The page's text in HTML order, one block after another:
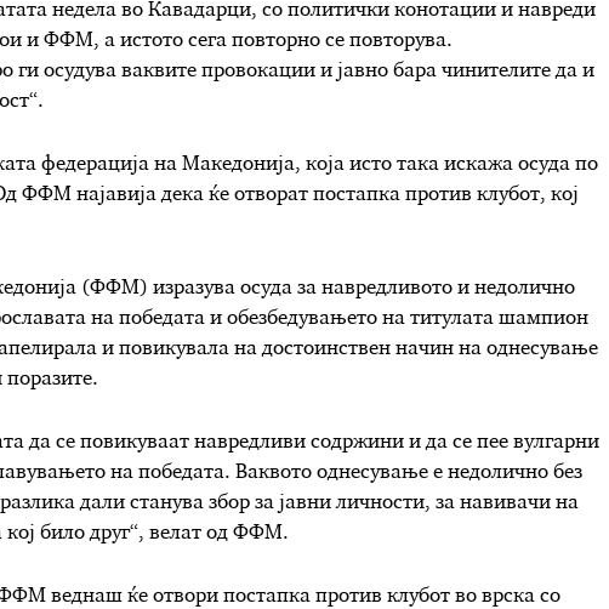
недела во Кавадарци, со политички конотации и навреди
и ФФМ, а истото сега повторно се повторува.
ги осудува ваквите провокации и јавно бара чинителите да и
федерација на Македонија, која исто така искажа осуда по
ФФМ најавија дека ќе отворат постапка против клубот, кој
(ФФМ) изразува осуда за навредливото и недолично
на победата и обезбедувањето на титулата шампион
и повикувала на достоинствен начин на однесување
да се повикуваат навредливи содржини и да се пее вулгарни
на победата. Ваквото однесување е недолично без
дали станува збор за јавни личности, за навивачи на
било друг“, велат од ФФМ.
веднаш ќе отвори постапка против клубот во врска со